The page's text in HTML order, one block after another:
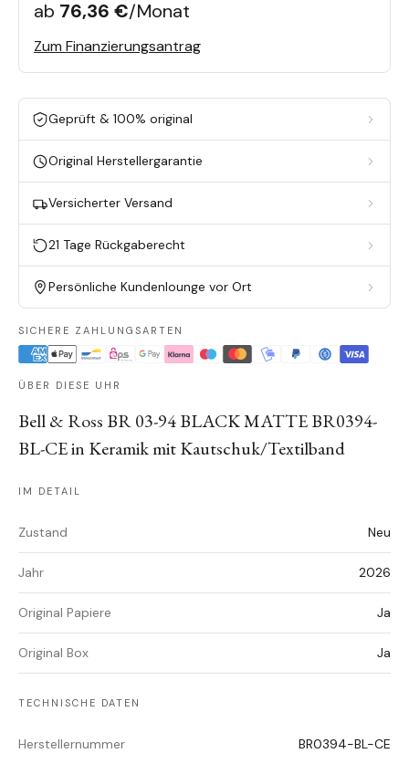
ab 76,36 €/Monat
Zum Finanzierungsantrag
Geprüft & 100% original
Original Herstellergarantie
Versicherter Versand
21 Tage Rückgaberecht
Persönliche Kundenlounge vor Ort
SICHERE ZAHLUNGSARTEN
ÜBER DIESE UHR
Bell & Ross BR 03-94 BLACK MATTE BR0394-
BL-CE in Keramik mit Kautschuk/Textilband
IM DETAIL
Zustand Neu
Jahr 2026
Original Papiere Ja
Original Box Ja
TECHNISCHE DATEN
Herstellernummer BR0394-BL-CE